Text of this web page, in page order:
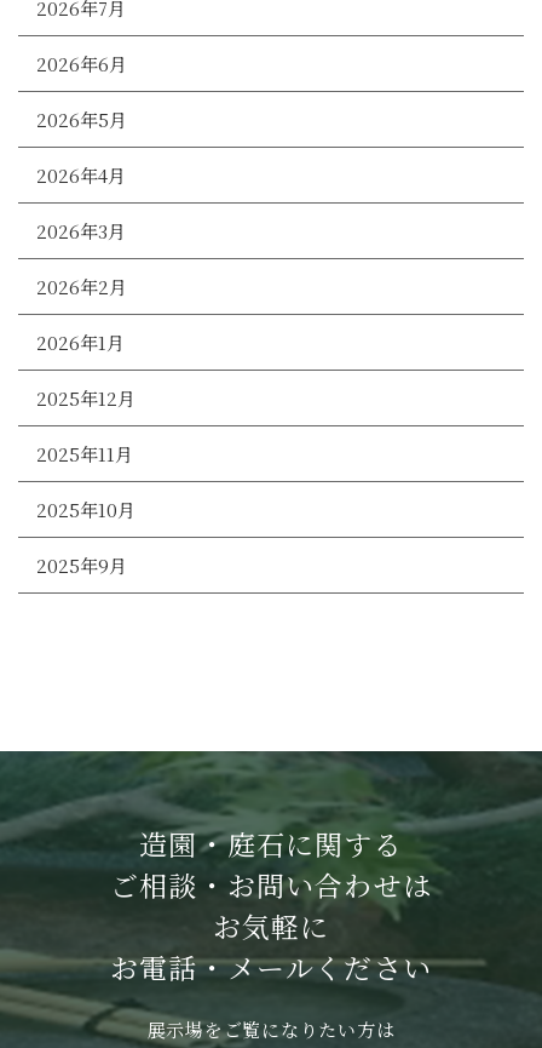
2026年7月
2026年6月
2026年5月
2026年4月
2026年3月
2026年2月
2026年1月
2025年12月
2025年11月
2025年10月
2025年9月
造園・庭石に関する
ご相談・お問い合わせは
お気軽に
お電話・メールください
展示場をご覧になりたい方は